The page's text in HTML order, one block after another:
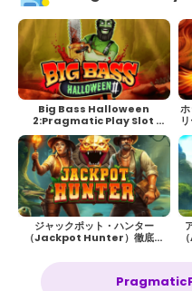
Big Bass Halloween
2:Pragmatic Play Slot
Review
ジャックポット・ハンター
（Jackpot Hunter）徹底解